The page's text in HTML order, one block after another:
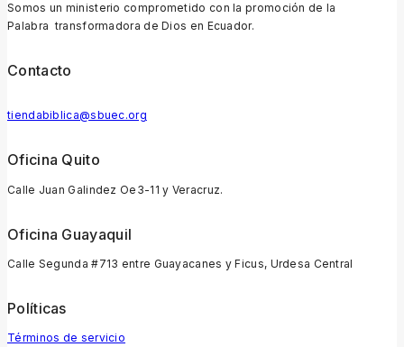
Somos un ministerio comprometido con la promoción de la
Palabra transformadora de Dios en Ecuador.
Contacto
tiendabiblica@sbuec.org
Oficina Quito
Calle Juan Galindez Oe3-11 y Veracruz.
Oficina Guayaquil
Calle Segunda #713 entre Guayacanes y Ficus, Urdesa Central
Políticas
Términos de servicio